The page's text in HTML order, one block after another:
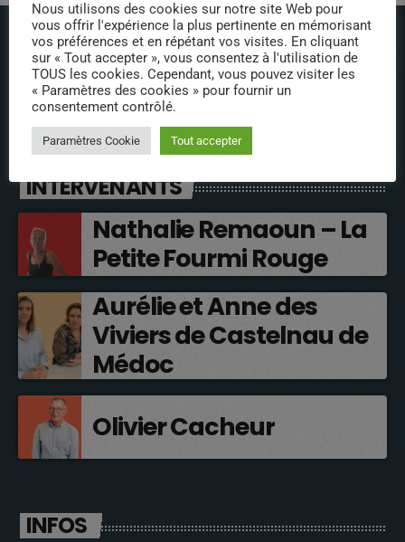
ÉPISODES DE PODCAST
INTERVENANTS
Nathalie Remaoun – La
Petite Fourmi Rouge
Aurélie et Anne des
Viviers de Castelnau de
Médoc
Olivier Cacheur
INFOS
Nous utilisons des cookies sur notre site Web pour
vous offrir l'expérience la plus pertinente en mémorisant
vos préférences et en répétant vos visites. En cliquant
sur « Tout accepter », vous consentez à l'utilisation de
TOUS les cookies. Cependant, vous pouvez visiter les
« Paramètres des cookies » pour fournir un
consentement contrôlé.
Paramètres Cookie Tout accepter